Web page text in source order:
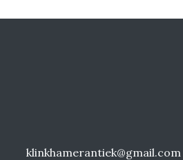
klinkhamerantiek@gmail.com